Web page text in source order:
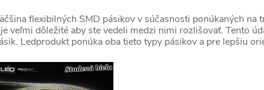
flexibilných SMD pásikov v súčasnosti ponúkaných
veľmi dôležité aby ste vedeli medzi nimi rozlišovať. Tento
Ledprodukt ponúka oba tieto typy pásikov a pre lepšiu